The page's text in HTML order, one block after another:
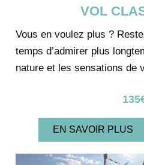
VOL
Vous en voulez plus ?
temps d’admirer plus
nature et les sensations de
EN SAVOIR PLUS